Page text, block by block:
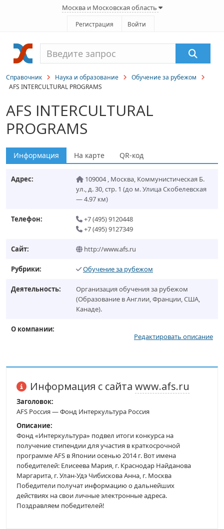
Москва и Московская область
Регистрация Войти
Справочник Наука и образование
Обучение за рубежом
AFS INTERCULTURAL PROGRAMS
AFS INTERCULTURAL
PROGRAMS
Информация На карте QR-код
Адрес: 109004, Москва, Коммунистическая Б.
ул., д. 30, стр. 1 (до м. Улица Скобелевская
— 4.97 км)
Телефон:
+7 (495) 9120448
+7 (495) 9127349
Сайт: http://www.afs.ru
Рубрики: Обучение за рубежом
Деятельность:
Организация обучения за рубежом
(Образование в Англии, Франции, США,
Канаде).
О компании:
Редактировать описание
Информация с сайта www.afs.ru
Заголовок:
AFS Россия — Фонд Интеркультура Россия
Описание:
Фонд «Интеркультура» подвел итоги конкурса на
получение стипендии для участия в краткосрочной
программе AFS в Японии осенью 2014 г. Вот имена
победителей: Елисеева Мария, г. Краснодар Найданова
Маргарита, г. Улан-Удэ Чибискова Анна, г. Москва
Победители получат информацию о дальнейших
действиях на свои личные электронные адреса.
Поздравляем победителей!